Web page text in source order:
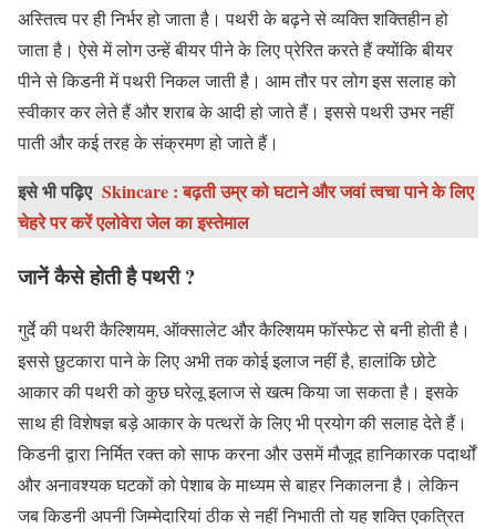
अस्तित्व पर ही निर्भर हो जाता है। पथरी के बढ़ने से व्यक्ति शक्तिहीन हो
जाता है। ऐसे में लोग उन्हें बीयर पीने के लिए प्रेरित करते हैं क्योंकि बीयर
पीने से किडनी में पथरी निकल जाती है। आम तौर पर लोग इस सलाह को
स्वीकार कर लेते हैं और शराब के आदी हो जाते हैं। इससे पथरी उभर नहीं
पाती और कई तरह के संक्रमण हो जाते हैं।
इसे भी पढ़िए Skincare : बढ़ती उम्र को घटाने और जवां त्वचा पाने के लिए
चेहरे पर करें एलोवेरा जेल का इस्तेमाल
जानें कैसे होती है पथरी ?
गुर्दे की पथरी कैल्शियम, ऑक्सालेट और कैल्शियम फॉस्फेट से बनी होती है।
इससे छुटकारा पाने के लिए अभी तक कोई इलाज नहीं है, हालांकि छोटे
आकार की पथरी को कुछ घरेलू इलाज से खत्म किया जा सकता है। इसके
साथ ही विशेषज्ञ बड़े आकार के पत्थरों के लिए भी प्रयोग की सलाह देते हैं।
किडनी द्वारा निर्मित रक्त को साफ करना और उसमें मौजूद हानिकारक पदार्थों
और अनावश्यक घटकों को पेशाब के माध्यम से बाहर निकालना है। लेकिन
जब किडनी अपनी जिम्मेदारियां ठीक से नहीं निभाती तो यह शक्ति एकत्रित